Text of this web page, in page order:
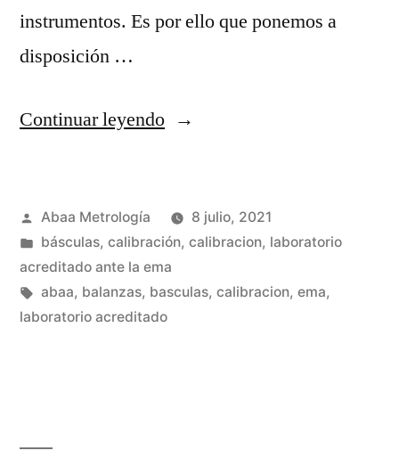
instrumentos. Es por ello que ponemos a
disposición …
Continuar leyendo“Calibración
industriales”
Publicado
por
Abaa Metrología
8 julio, 2021
Publicada
en
básculas, calibración, calibracion, laboratorio
acreditado ante la ema
Etiquetas:
abaa, balanzas, basculas, calibracion, ema,
laboratorio acreditado